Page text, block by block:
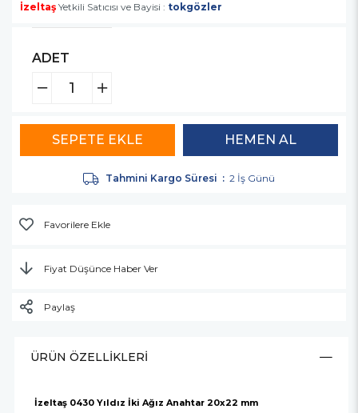
İzeltaş Yetkili Satıcısı ve Bayisi : tokgözler
ADET
Tahmini Kargo Süresi : 2 İş Günü
Favorilere Ekle
Fiyat Düşünce Haber Ver
Paylaş
ÜRÜN ÖZELLIKLERI
İzeltaş 0430 Yıldız İki Ağız Anahtar 20x22 mm